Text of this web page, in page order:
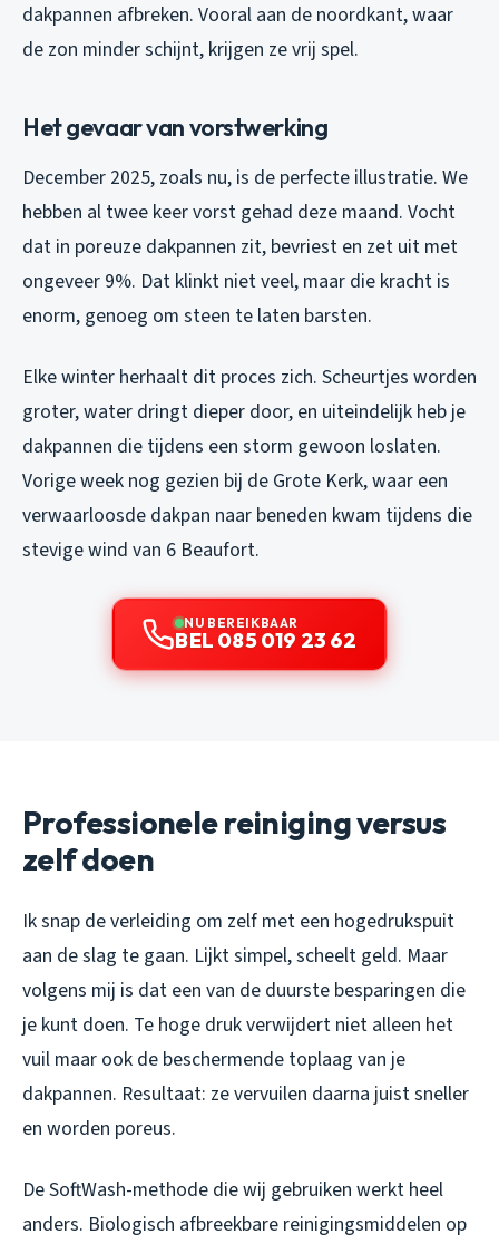
dakpannen afbreken. Vooral aan de noordkant, waar
de zon minder schijnt, krijgen ze vrij spel.
Het gevaar van vorstwerking
December 2025, zoals nu, is de perfecte illustratie. We
hebben al twee keer vorst gehad deze maand. Vocht
dat in poreuze dakpannen zit, bevriest en zet uit met
ongeveer 9%. Dat klinkt niet veel, maar die kracht is
enorm, genoeg om steen te laten barsten.
Elke winter herhaalt dit proces zich. Scheurtjes worden
groter, water dringt dieper door, en uiteindelijk heb je
dakpannen die tijdens een storm gewoon loslaten.
Vorige week nog gezien bij de Grote Kerk, waar een
verwaarloosde dakpan naar beneden kwam tijdens die
stevige wind van 6 Beaufort.
NU BEREIKBAAR
BEL 085 019 23 62
Professionele reiniging versus
zelf doen
Ik snap de verleiding om zelf met een hogedrukspuit
aan de slag te gaan. Lijkt simpel, scheelt geld. Maar
volgens mij is dat een van de duurste besparingen die
je kunt doen. Te hoge druk verwijdert niet alleen het
vuil maar ook de beschermende toplaag van je
dakpannen. Resultaat: ze vervuilen daarna juist sneller
en worden poreus.
De SoftWash-methode die wij gebruiken werkt heel
anders. Biologisch afbreekbare reinigingsmiddelen op